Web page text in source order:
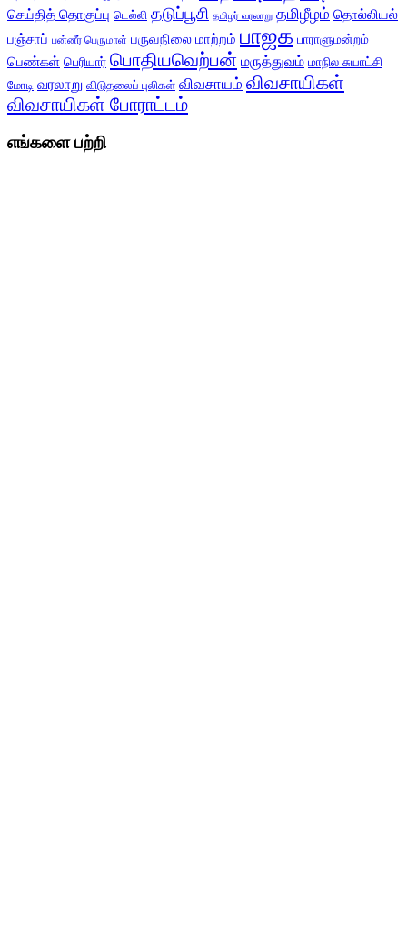
செய்தித் தொகுப்பு டெல்லி தடுப்பூசி தமிழர் வரலாறு தமிழீழம் தொல்லியல்
பஞ்சாப் பன்னீர் பெருமாள் பருவநிலை மாற்றம் பாஜக பாராளுமன்றம்
பெண்கள் பெரியார் பொதியவெற்பன் மருத்துவம் மாநில சுயாட்சி
மோடி வரலாறு விடுதலைப் புலிகள் விவசாயம் விவசாயிகள்
விவசாயிகள் போராட்டம்
எங்களை பற்றி